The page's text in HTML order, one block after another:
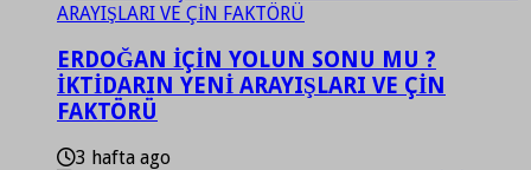
ERDOĞAN İÇİN YOLUN SONU MU ?
İKTİDARIN YENİ ARAYIŞLARI VE ÇİN
FAKTÖRÜ
3 hafta ago